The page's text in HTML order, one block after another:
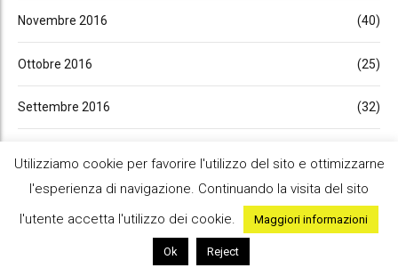
Novembre 2016 (40)
Ottobre 2016 (25)
Settembre 2016 (32)
Luglio 2016 (26)
(37)
Utilizziamo cookie per favorire l'utilizzo del sito e ottimizzarne
l'esperienza di navigazione. Continuando la visita del sito
l'utente accetta l'utilizzo dei cookie.
Maggiori informazioni
Ok Reject